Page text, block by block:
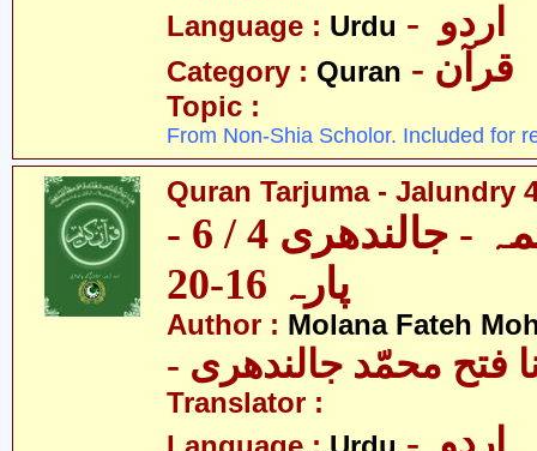
Language : Urdu
Category : Quran - قرآن
Topic :
From Non-Shia Scholor. Included for
Quran Tarjuma - Jalundry
قرآن ترجمہ - جالندھری 4 / 6 -
پارہ 16-20
Author : Molana Fateh
فتح محمّد جالندھری
Translator :